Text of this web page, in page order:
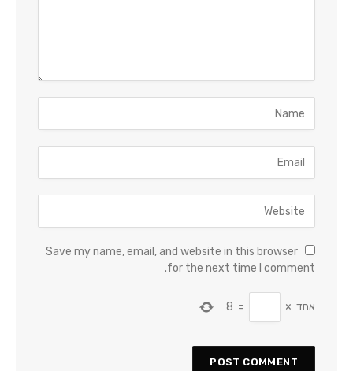
Save my name, email, and website in this browser
for the next time I comment.
אחד ×
=
8